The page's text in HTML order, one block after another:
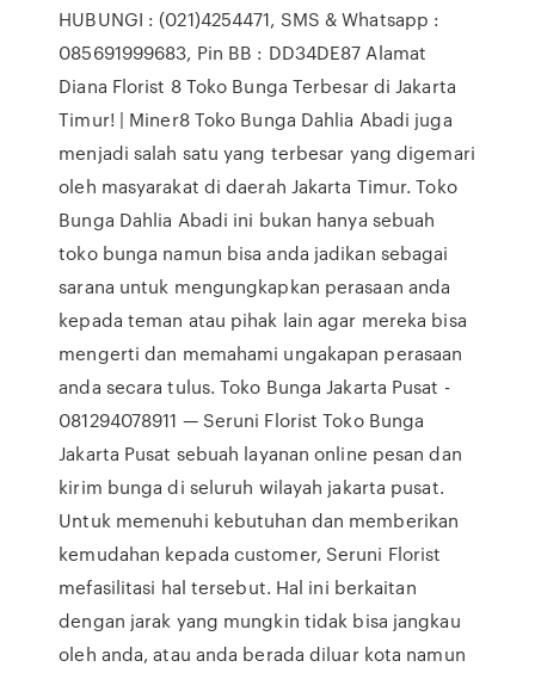
HUBUNGI : (021)4254471, SMS & Whatsapp :
085691999683, Pin BB : DD34DE87 Alamat
Diana Florist 8 Toko Bunga Terbesar di Jakarta
Timur! | Miner8 Toko Bunga Dahlia Abadi juga
menjadi salah satu yang terbesar yang digemari
oleh masyarakat di daerah Jakarta Timur. Toko
Bunga Dahlia Abadi ini bukan hanya sebuah
toko bunga namun bisa anda jadikan sebagai
sarana untuk mengungkapkan perasaan anda
kepada teman atau pihak lain agar mereka bisa
mengerti dan memahami ungakapan perasaan
anda secara tulus. Toko Bunga Jakarta Pusat -
081294078911 — Seruni Florist Toko Bunga
Jakarta Pusat sebuah layanan online pesan dan
kirim bunga di seluruh wilayah jakarta pusat.
Untuk memenuhi kebutuhan dan memberikan
kemudahan kepada customer, Seruni Florist
mefasilitasi hal tersebut. Hal ini berkaitan
dengan jarak yang mungkin tidak bisa jangkau
oleh anda, atau anda berada diluar kota namun